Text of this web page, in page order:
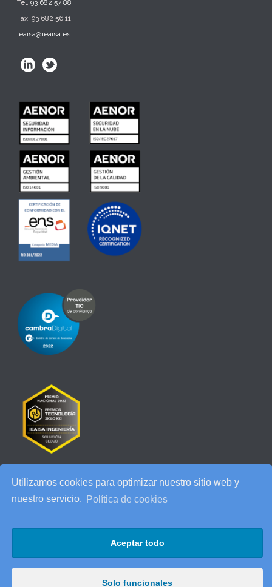
Utilizamos cookies para optimizar nuestro sitio web y
nuestro servicio.
Política de cookies
Aceptar todo
Solo funcionales
Tel.93 682 57 88
Fax. 93 682 56 11
ieaisa@ieaisa.es
IA de ESADE
25 años de IEAISA: una celebración para recordar
AI Act: qué cambia para tu empresa y cómo prepararte